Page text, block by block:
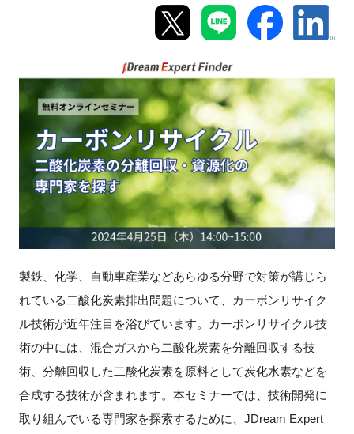
新規登録
イベント
インタビュー・コラム
LINK-Jを知る
特別会員
施設・アクセス
製鉄、化学、自動車産業などあらゆる分野で対策が講じら
れている二酸化炭素排出問題について、カーボンリサイク
ル技術が近年注目を浴びています。カーボンリサイクル技
術の中には、混合ガスから二酸化炭素を分離回収する技
術、分離回収した二酸化炭素を原料として炭化水素などを
合成する技術が含まれます。本セミナーでは、技術開発に
取り組んでいる専門家を探索するために、JDream Expert